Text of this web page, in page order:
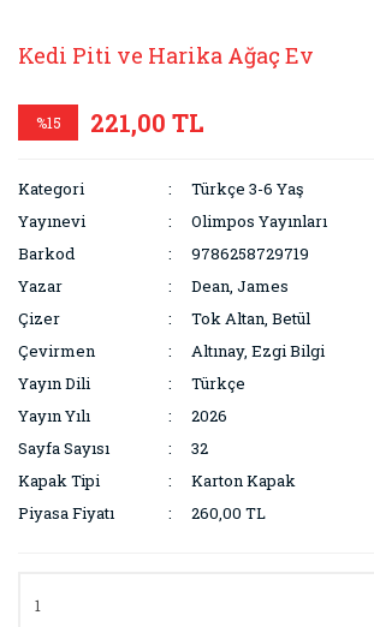
Kedi Piti ve Harika Ağaç Ev
%15 221,00 TL
Kategori
Türkçe 3-6 Yaş
Yayınevi
Olimpos Yayınları
Barkod
9786258729719
Yazar
Dean, James
Çizer
Tok Altan, Betül
Çevirmen
Altınay, Ezgi Bilgi
Yayın Dili
Türkçe
Yayın Yılı
2026
Sayfa Sayısı
32
Kapak Tipi
Karton Kapak
Piyasa Fiyatı
260,00 TL